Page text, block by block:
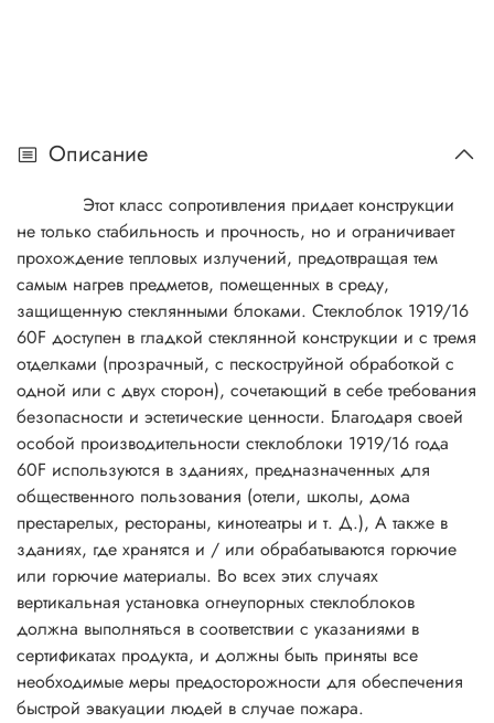
Описание
Этот класс сопротивления придает конструкции
не только стабильность и прочность, но и ограничивает
прохождение тепловых излучений, предотвращая тем
самым нагрев предметов, помещенных в среду,
защищенную стеклянными блоками. Стеклоблок 1919/16
60F доступен в гладкой стеклянной конструкции и с тремя
отделками (прозрачный, с пескоструйной обработкой с
одной или с двух сторон), сочетающий в себе требования
безопасности и эстетические ценности. Благодаря своей
особой производительности стеклоблоки 1919/16 года
60F используются в зданиях, предназначенных для
общественного пользования (отели, школы, дома
престарелых, рестораны, кинотеатры и т. Д.), А также в
зданиях, где хранятся и / или обрабатываются горючие
или горючие материалы. Во всех этих случаях
вертикальная установка огнеупорных стеклоблоков
должна выполняться в соответствии с указаниями в
сертификатах продукта, и должны быть приняты все
необходимые меры предосторожности для обеспечения
быстрой эвакуации людей в случае пожара.